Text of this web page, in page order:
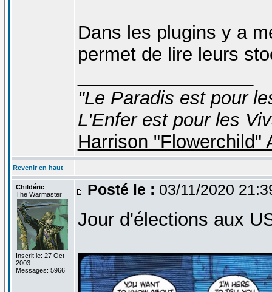
Dans les plugins y a
permet de lire leurs
"Le Paradis est pour
L'Enfer est pour les
Harrison "Flowerchild"
Revenir en haut
Childéric
The Warmaster
Inscrit le: 27 Oct
2003
Messages: 5966
Posté le : 03/11/2020
Jour d'élections aux